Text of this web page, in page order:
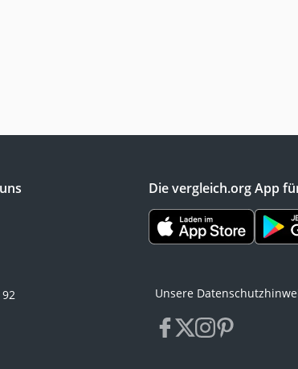
Die vergleich.org App
Unsere
facebook
x instagram
pinterest